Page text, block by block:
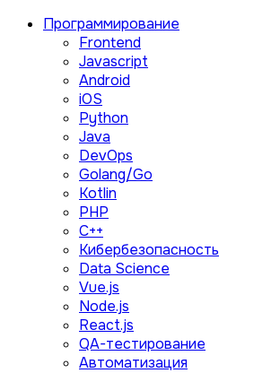
Программирование
Frontend
Javascript
Android
iOS
Python
Java
DevOps
Golang/Go
Kotlin
PHP
C++
Кибербезопасность
Data Science
Vue.js
Node.js
React.js
QA-тестирование
Автоматизация